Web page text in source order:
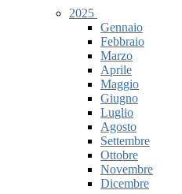
2025
Gennaio
Febbraio
Marzo
Aprile
Maggio
Giugno
Luglio
Agosto
Settembre
Ottobre
Novembre
Dicembre